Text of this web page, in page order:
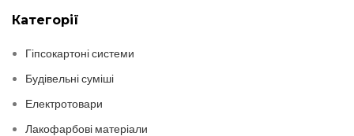
Категорії
Гіпсокартоні системи
Будівельні суміші
Електротовари
Лакофарбові матеріали